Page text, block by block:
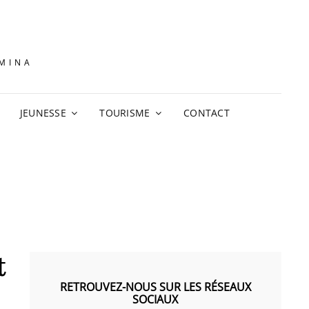
JEUNESSE TOURISME CONTACT
RETROUVEZ-NOUS SUR LES RÉSEAUX
SOCIAUX